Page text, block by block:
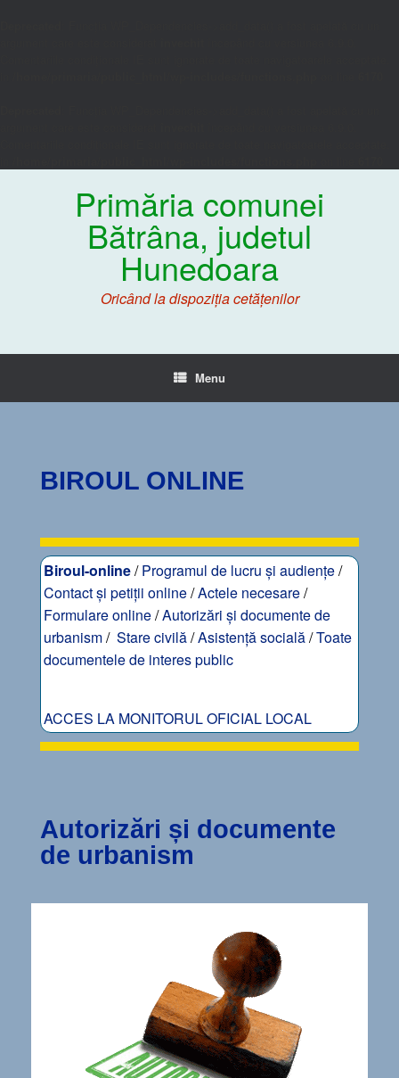
Primăria comunei
Bătrâna, judetul
Hunedoara
Oricând la dispoziția cetățenilor
Menu
BIROUL ONLINE
Biroul-online/Programul de lucru și audiențe/
Contact și petiții online/Actele necesare/
Formulare online/Autorizări și documente de
urbanism/ Stare civilă/Asistență socială/Toate
documentele de interes public
ACCES LA MONITORUL OFICIAL LOCAL
Autorizări și documente
de urbanism